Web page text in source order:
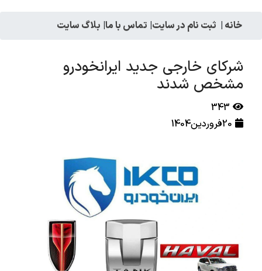
خانه | ثبت نام در سایت| تماس با ما| بلاگ سایت
شرکای خارجی جدید ایرانخودرو
مشخص شدند
343
20فروردین1404